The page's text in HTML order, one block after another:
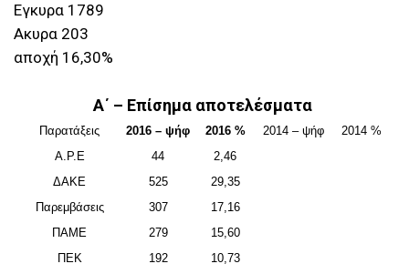
Εγκυρα 1789
Ακυρα 203
αποχή 16,30%
Α΄ – Επίσημα αποτελέσματα
Παρατάξεις 2016 – ψήφ 2016 % 2014 – ψήφ
2014 %
Α.Ρ.Ε
44
2,46
ΔΑΚΕ
525
29,35
Παρεμβάσεις
307
17,16
ΠΑΜΕ
279
15,60
ΠΕΚ
192
10,73